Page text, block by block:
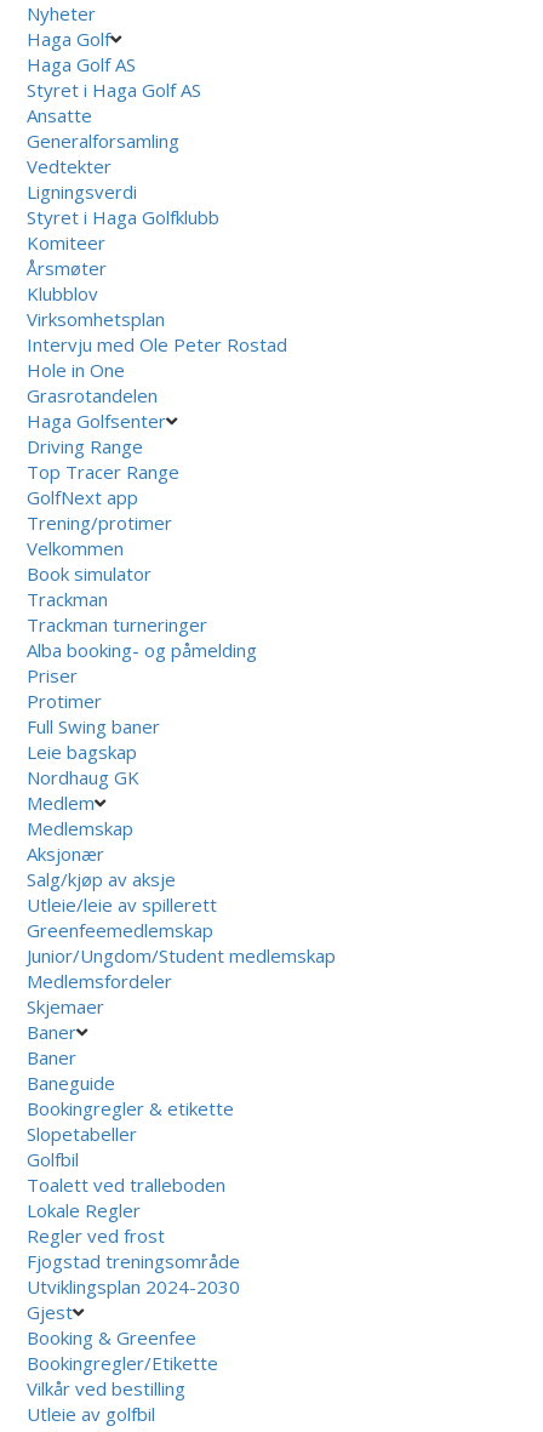
Nyheter
Haga Golf
Haga Golf AS
Styret i Haga Golf AS
Ansatte
Generalforsamling
Vedtekter
Ligningsverdi
Styret i Haga Golfklubb
Komiteer
Årsmøter
Klubblov
Virksomhetsplan
Intervju med Ole Peter Rostad
Hole in One
Grasrotandelen
Haga Golfsenter
Driving Range
Top Tracer Range
GolfNext app
Trening/protimer
Velkommen
Book simulator
Trackman
Trackman turneringer
Alba booking- og påmelding
Priser
Protimer
Full Swing baner
Leie bagskap
Nordhaug GK
Medlem
Medlemskap
Aksjonær
Salg/kjøp av aksje
Utleie/leie av spillerett
Greenfeemedlemskap
Junior/Ungdom/Student medlemskap
Medlemsfordeler
Skjemaer
Baner
Baner
Baneguide
Bookingregler & etikette
Slopetabeller
Golfbil
Toalett ved tralleboden
Lokale Regler
Regler ved frost
Fjogstad treningsområde
Utviklingsplan 2024-2030
Gjest
Booking & Greenfee
Bookingregler/Etikette
Vilkår ved bestilling
Utleie av golfbil